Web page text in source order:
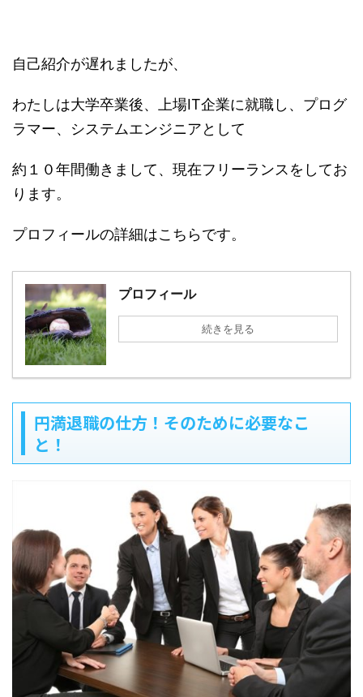
自己紹介が遅れましたが、
わたしは大学卒業後、上場IT企業に就職し、プログ
ラマー、システムエンジニアとして
約１０年間働きまして、現在フリーランスをしてお
ります。
プロフィールの詳細はこちらです。
プロフィール
続きを見る
円満退職の仕方！そのために必要なこ
と！